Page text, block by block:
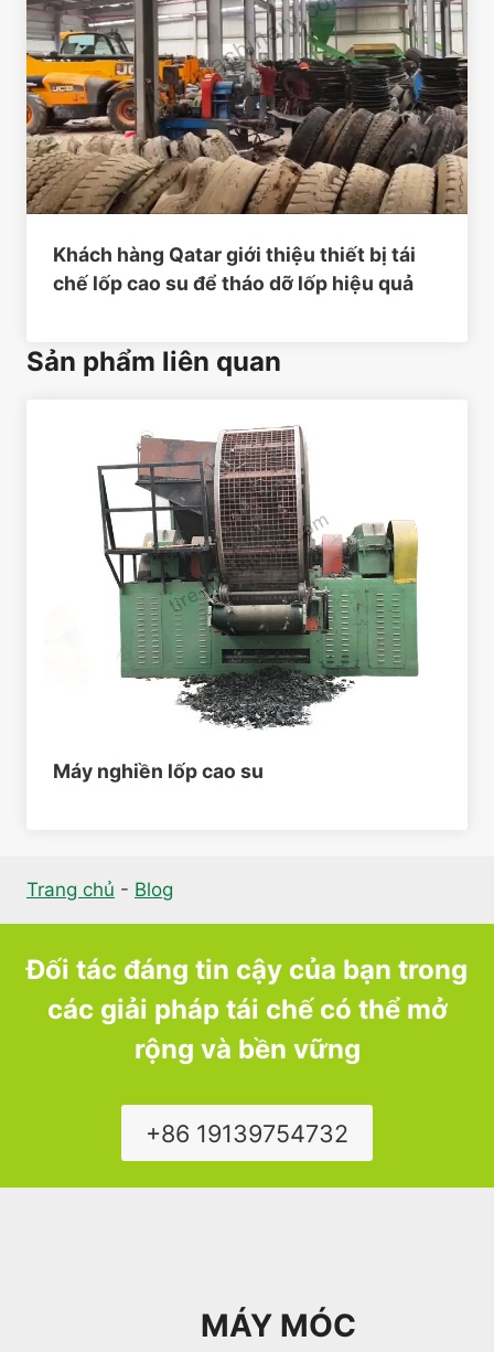
Khách hàng Qatar giới thiệu thiết bị tái
chế lốp cao su để tháo dỡ lốp hiệu quả
Sản phẩm liên quan
Máy nghiền lốp cao su
Trang chủ - Blog
Đối tác đáng tin cậy của bạn trong
các giải pháp tái chế có thể mở
rộng và bền vững
+86 19139754732
MÁY MÓC